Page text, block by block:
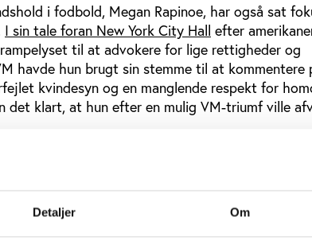
Detaljer Om
i fodbold, Megan Rapinoe, har også sat
I sin tale foran New York City Hall efter
til at advokere for lige rettigheder og
havde hun brugt sin stemme til at kommentere
kvindesyn og en manglende respekt for
det klart, at hun efter en mulig VM-triumf ville
i august blev Trump endnu engang
henholdsvis løftede en knyttet næve
i protest over den førte
– og ifølge den ene af atleterne, fægteren
i det amerikanske samfund.